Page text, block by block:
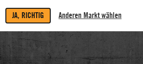
JA, RICHTIG Anderen Markt wählen